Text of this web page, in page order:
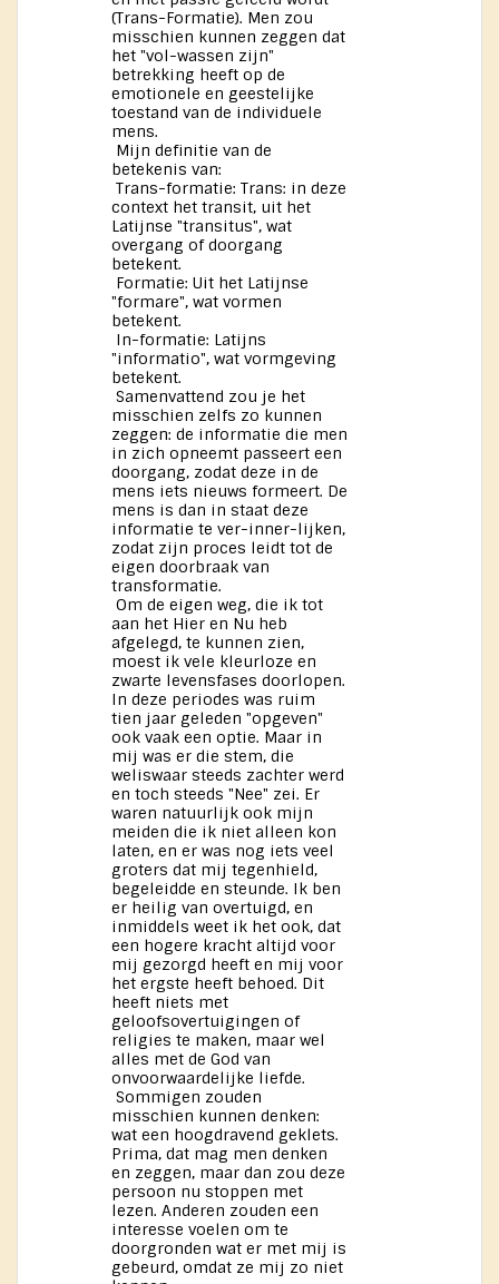
(Trans-Formatie). Men zou
misschien kunnen zeggen dat
het "vol-wassen zijn"
betrekking heeft op de
emotionele en geestelijke
toestand van de individuele
mens.
Mijn definitie van de
betekenis van:
Trans-formatie: Trans: in deze
context het transit, uit het
Latijnse "transitus", wat
overgang of doorgang
betekent.
Formatie: Uit het Latijnse
"formare", wat vormen
betekent.
In-formatie: Latijns
"informatio", wat vormgeving
betekent.
Samenvattend zou je het
misschien zelfs zo kunnen
zeggen: de informatie die men
in zich opneemt passeert een
doorgang, zodat deze in de
mens iets nieuws formeert. De
mens is dan in staat deze
informatie te ver-inner-lijken,
zodat zijn proces leidt tot de
eigen doorbraak van
transformatie.
Om de eigen weg, die ik tot
aan het Hier en Nu heb
afgelegd, te kunnen zien,
moest ik vele kleurloze en
zwarte levensfases doorlopen.
In deze periodes was ruim
tien jaar geleden "opgeven"
ook vaak een optie. Maar in
mij was er die stem, die
weliswaar steeds zachter werd
en toch steeds "Nee" zei. Er
waren natuurlijk ook mijn
meiden die ik niet alleen kon
laten, en er was nog iets veel
groters dat mij tegenhield,
begeleidde en steunde. Ik ben
er heilig van overtuigd, en
inmiddels weet ik het ook, dat
een hogere kracht altijd voor
mij gezorgd heeft en mij voor
het ergste heeft behoed. Dit
heeft niets met
geloofsovertuigingen of
religies te maken, maar wel
alles met de God van
onvoorwaardelijke liefde.
Sommigen zouden
misschien kunnen denken:
wat een hoogdravend geklets.
Prima, dat mag men denken
en zeggen, maar dan zou deze
persoon nu stoppen met
lezen. Anderen zouden een
interesse voelen om te
doorgronden wat er met mij is
gebeurd, omdat ze mij zo niet